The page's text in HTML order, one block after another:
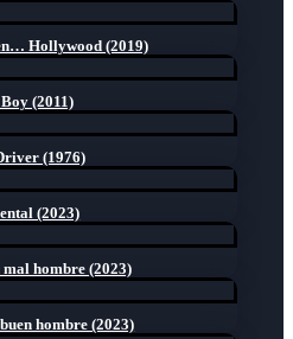
Hollywood (2019)
(2011)
(1976)
(2023)
mal hombre (2023)
hombre (2023)